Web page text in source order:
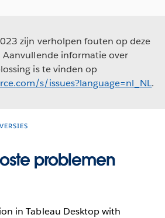
zijn verholpen fouten op deze
Aanvullende informatie over
is te vinden op
s/issues?language=nl_NL.
problemen
in Tableau Desktop with